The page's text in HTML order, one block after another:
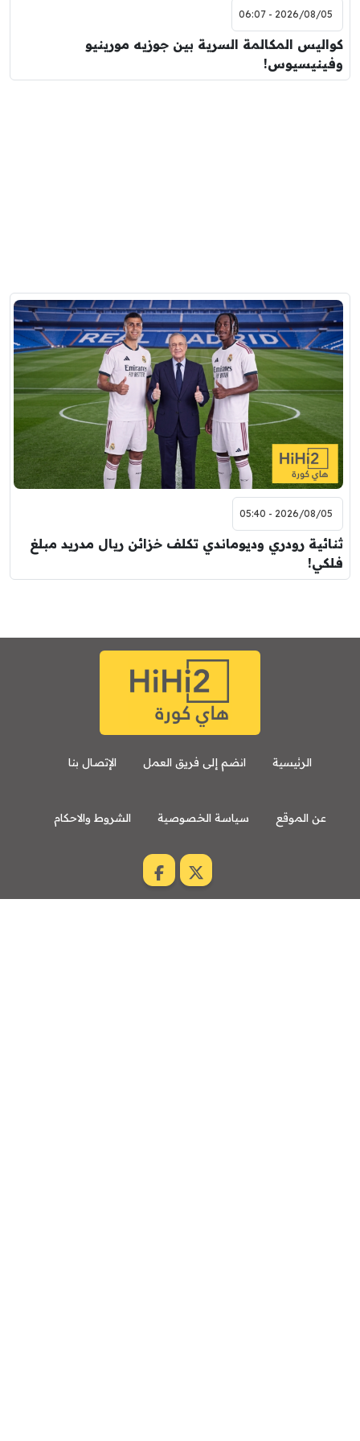
2026/08/05 - 06:07
كواليس المكالمة السرية بين جوزيه مورينيو
وفينيسيوس!
2026/08/05 - 05:40
ثنائية رودري وديوماندي تكلف خزائن ريال مدريد مبلغ
فلكي!
الرئيسية انضم إلى فريق العمل الإتصال بنا
عن الموقع سياسة الخصوصية الشروط والاحكام